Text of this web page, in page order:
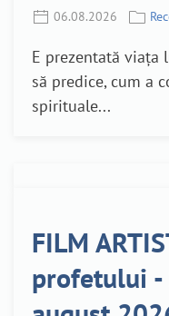
06.08.2026
E prezentată viața
să predice, cum a
spirituale...
FILM
profetului -